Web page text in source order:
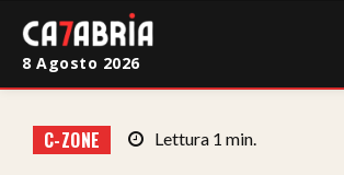
Cronaca
8 Agosto 2026
C-ZONE Lettura 1 min.